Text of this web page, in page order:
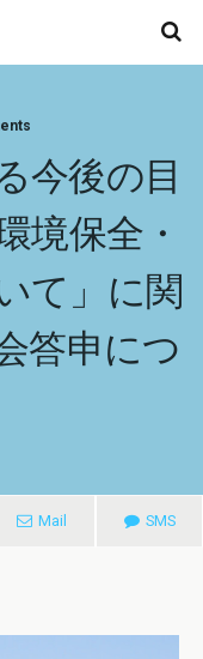
今後の目
境保全・
て」に関
答申につ
Mail SMS